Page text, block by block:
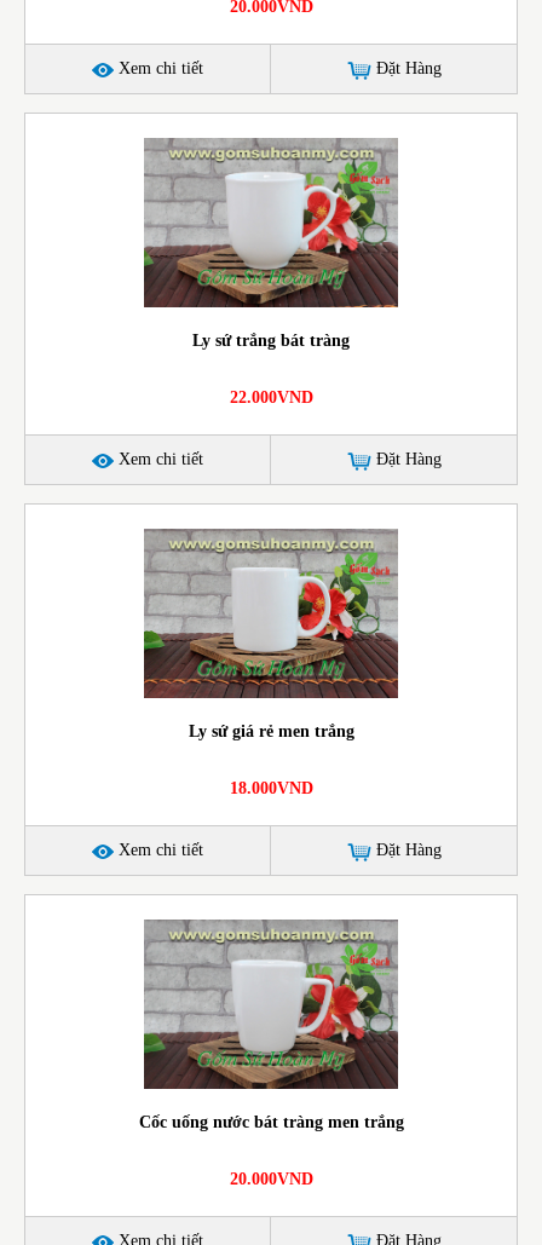
20.000VND
Xem chi tiết Đặt Hàng
Ly sứ trắng bát tràng
22.000VND
Xem chi tiết Đặt Hàng
Ly sứ giá rẻ men trắng
18.000VND
Xem chi tiết Đặt Hàng
Cốc uống nước bát tràng men trắng
20.000VND
Xem chi tiết Đặt Hàng